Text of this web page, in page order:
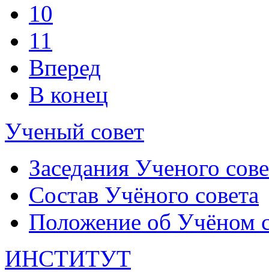
10
11
Вперед
В конец
Ученый совет
Заседания Ученого
Состав Учёного совета
Положение об Учёном
ИНСТИТУТ